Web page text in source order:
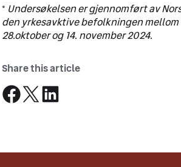
* Undersøkelsen er gjennomført av
den yrkesavktive befolkningen
28.oktober og 14. november 2024.
Share this article